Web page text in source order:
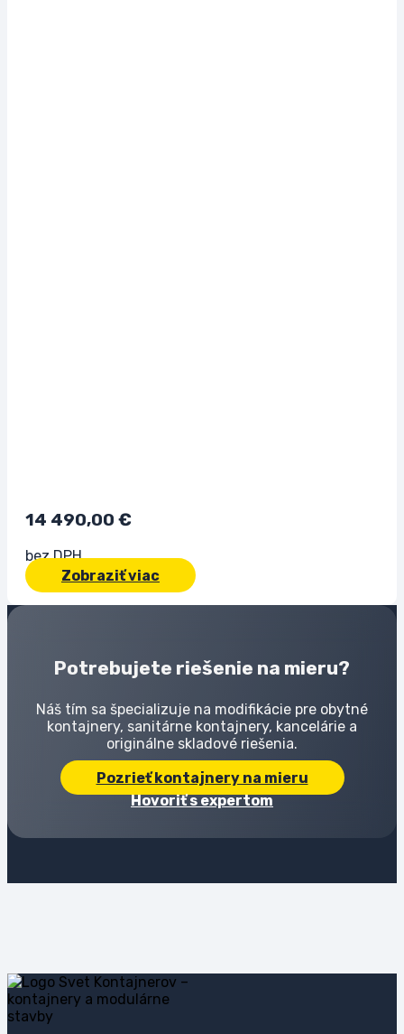
14 490,00 €
bez DPH
Zobraziť viac
Potrebujete riešenie na mieru?
Náš tím sa špecializuje na modifikácie pre obytné
kontajnery, sanitárne kontajnery, kancelárie a
originálne skladové riešenia.
Pozrieť kontajnery na mieru
Hovoriť s expertom